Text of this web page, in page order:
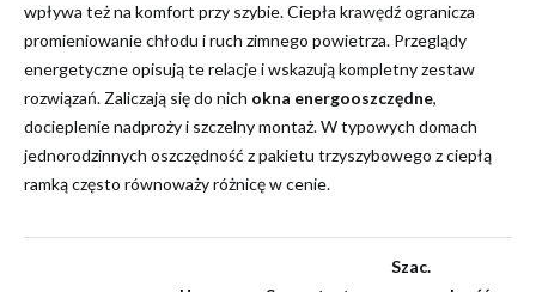
wpływa też na komfort przy szybie. Ciepła krawędź ogranicza
promieniowanie chłodu i ruch zimnego powietrza. Przeglądy
energetyczne opisują te relacje i wskazują kompletny zestaw
rozwiązań. Zaliczają się do nich okna energooszczędne,
docieplenie nadproży i szczelny montaż. W typowych domach
jednorodzinnych oszczędność z pakietu trzyszybowego z ciepłą
ramką często równoważy różnicę w cenie.
Szac.